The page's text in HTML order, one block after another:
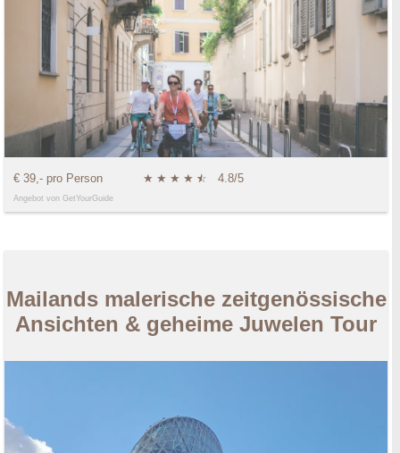
€ 39,- pro Person ★ ★ ★ ★ ★
☆ 4.8/5
Angebot von GetYourGuide
Mailands malerische zeitgenössische
Ansichten & geheime Juwelen Tour